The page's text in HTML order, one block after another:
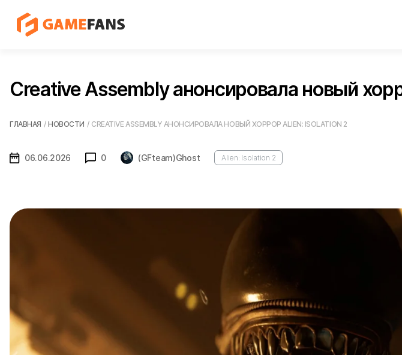
Creative Assembly анонсировала новый
ГЛАВНАЯ / НОВОСТИ / CREATIVE ASSEMBLY АНОНСИРОВАЛА НОВЫЙ ХОРРОР ALIEN: ISOLATION 2
06.06.2026 0 (GFteam)Ghost Alien: Isolation 2